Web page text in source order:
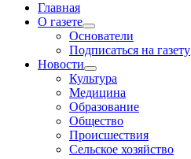
Главная
О газете
Основатели
Подписаться на газету
Новости
Культура
Медицина
Образование
Общество
Происшествия
Сельское хозяйство